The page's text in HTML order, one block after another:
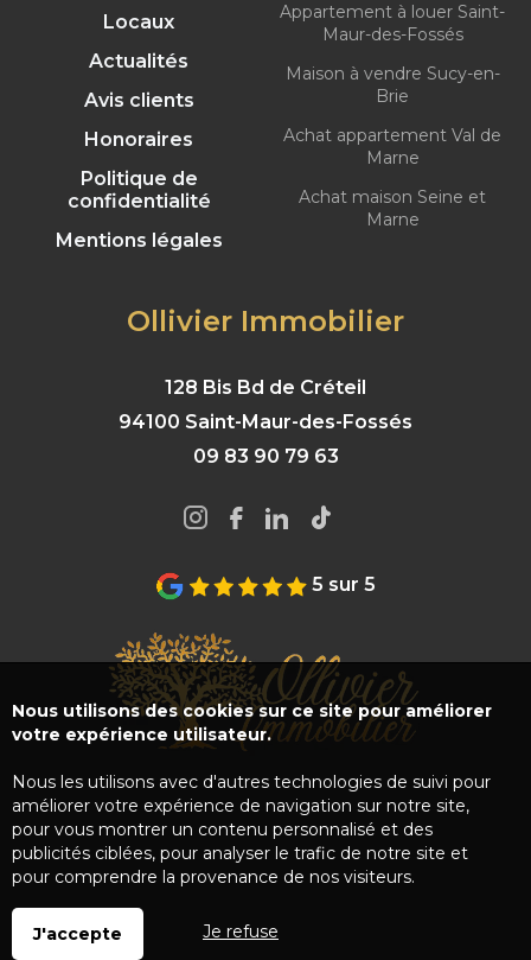
Locaux
Actualités
Avis clients
Honoraires
Politique de
confidentialité
Mentions légales
Appartement à louer Saint-
Maur-des-Fossés
Maison à vendre Sucy-en-
Brie
Achat appartement Val de
Marne
Achat maison Seine et
Marne
Ollivier Immobilier
128 Bis Bd de Créteil
94100 Saint-Maur-des-Fossés
09 83 90 79 63
5 sur 5
Nous utilisons des cookies sur ce site pour améliorer
votre expérience utilisateur.
Nous les utilisons avec d'autres technologies de suivi pour
améliorer votre expérience de navigation sur notre site,
pour vous montrer un contenu personnalisé et des
publicités ciblées, pour analyser le trafic de notre site et
pour comprendre la provenance de nos visiteurs.
J'accepte Je refuse